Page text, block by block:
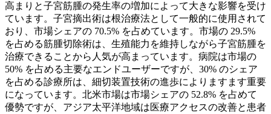
高まりと子宮筋腫の発生率の増加によって大きな影響を受け
ています。子宮摘出術は根治療法として一般的に使用されて
おり、市場シェアの 70.5% を占めています。市場の 29.5%
を占める筋腫切除術は、生殖能力を維持しながら子宮筋腫を
治療できることから人気が高まっています。病院は市場の
50% を占める主要なエンドユーザーですが、30% のシェア
を占める診療所は、細切装置技術の進歩によりますます重要
になっています。北米市場は市場シェアの 52.8% を占めて
優勢ですが、アジア太平洋地域は医療アクセスの改善と患者